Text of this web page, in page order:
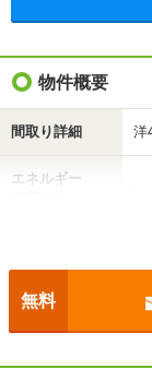
物件概要
間取り詳細 洋
エネルギー
目安光熱費
無料